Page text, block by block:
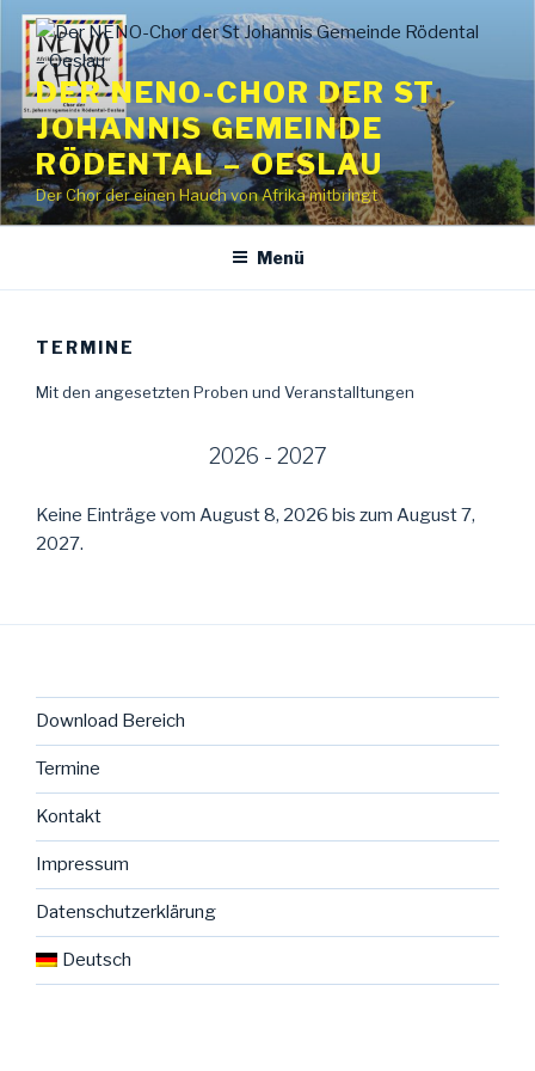
Zum
Inhalt
springen
DER NENO-CHOR DER ST
JOHANNIS GEMEINDE
RÖDENTAL – OESLAU
Der Chor der einen Hauch von Afrika mitbringt
Menü
TERMINE
Mit den angesetzten Proben und Veranstalltungen
2026 - 2027
Keine Einträge vom August 8, 2026 bis zum August 7,
2027.
Download Bereich
Termine
Kontakt
Impressum
Datenschutzerklärung
Deutsch